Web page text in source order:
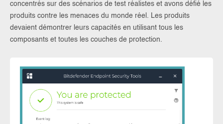
concentrés sur des scénarios de test réalistes et avons défié les
produits contre les menaces du monde réel. Les produits
devaient démontrer leurs capacités en utilisant tous les
composants et toutes les couches de protection.